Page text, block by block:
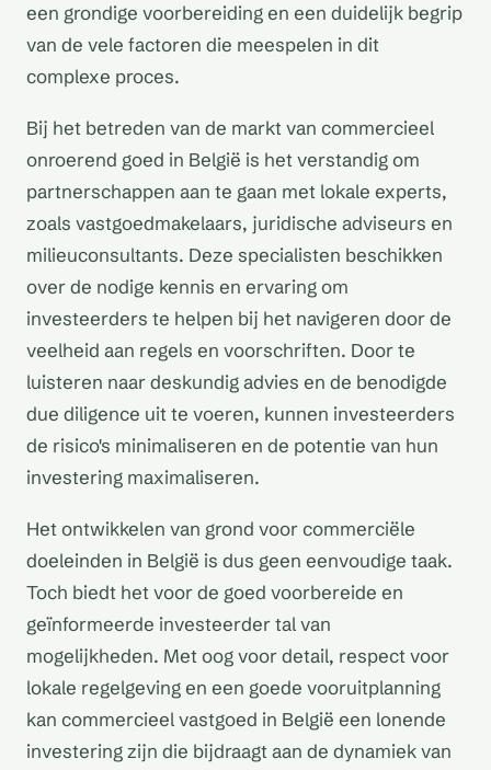
een grondige voorbereiding en een duidelijk begrip
van de vele factoren die meespelen in dit
complexe proces.
Bij het betreden van de markt van commercieel
onroerend goed in België is het verstandig om
partnerschappen aan te gaan met lokale experts,
zoals vastgoedmakelaars, juridische adviseurs en
milieuconsultants. Deze specialisten beschikken
over de nodige kennis en ervaring om
investeerders te helpen bij het navigeren door de
veelheid aan regels en voorschriften. Door te
luisteren naar deskundig advies en de benodigde
due diligence uit te voeren, kunnen investeerders
de risico's minimaliseren en de potentie van hun
investering maximaliseren.
Het ontwikkelen van grond voor commerciële
doeleinden in België is dus geen eenvoudige taak.
Toch biedt het voor de goed voorbereide en
geïnformeerde investeerder tal van
mogelijkheden. Met oog voor detail, respect voor
lokale regelgeving en een goede vooruitplanning
kan commercieel vastgoed in België een lonende
investering zijn die bijdraagt aan de dynamiek van